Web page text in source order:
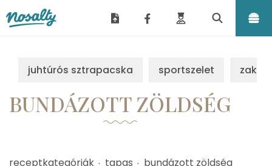
juhtúrós sztrapacska sportszelet
BUNDÁZOTT ZÖLDSÉG
receptkategóriák tapas bundázott zöldség